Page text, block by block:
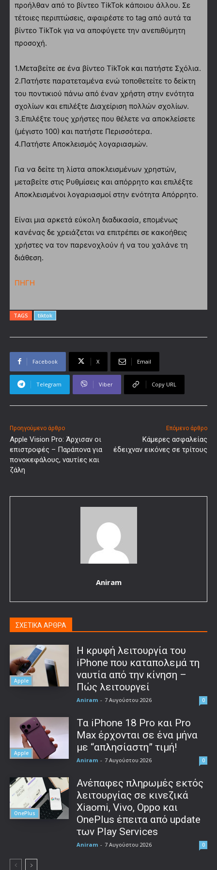
προήλθαν από το βίντεο TikTok κάποιου άλλου. Σε
τέτοιες περιπτώσεις, αφαιρέστε το tag από αυτά τα
βίντεο TikTok για να αποφύγετε την ανεπιθύμητη
προσοχή.
1.Μεταβείτε σε ένα βίντεο TikTok και πατήστε Σχόλια.
2.Πατήστε παρατεταμένα ενώ τοποθετείτε το δείκτη
του ποντικιού πάνω από έναν χρήστη στην ενότητα
σχολίων και επιλέξτε Διαχείριση πολλών σχολίων.
3.Επιλέξτε τους χρήστες που θέλετε να αποκλείσετε
(μέγιστο 100) και πατήστε Περισσότερα.
4.Πατήστε Αποκλεισμός λογαριασμών.
Για να δείτε τη λίστα αποκλεισμένων χρηστών,
μεταβείτε στις Ρυθμίσεις και απόρρητο και επιλέξτε
Αποκλεισμένοι λογαριασμοί στην ενότητα Απόρρητο.
Είναι μια αρκετά εύκολη διαδικασία, επομένως
κανένας δε χρειάζεται να επιτρέπει σε κακοήθεις
χρήστες να τον παρενοχλούν ή να του χαλάνε τη
διάθεση.
ΠΗΓΗ
TAGS tiktok
Facebook X Email
Telegram Viber Copy URL
Προηγούμενο άρθρο
Apple Vision Pro: Άρχισαν οι
επιστροφές – Παράπονα για
πονοκεφάλους, ναυτίες και
ζάλη
Επόμενο άρθρο
Κάμερες ασφαλείας
έδειχναν εικόνες σε τρίτους
Aniram
ΣΧΕΤΙΚΑ ΑΡΘΡΑ
Apple
Η κρυφή λειτουργία του
iPhone που καταπολεμά τη
ναυτία από την κίνηση –
Πώς λειτουργεί
Aniram - 7 Αυγούστου 2026 0
Apple
Τα iPhone 18 Pro και Pro
Max έρχονται σε ένα μήνα
με “απλησίαστη” τιμή!
Aniram - 7 Αυγούστου 2026 0
OnePlus
Ανέπαφες πληρωμές εκτός
λειτουργίας σε κινεζικά
Xiaomi, Vivo, Oppo και
OnePlus έπειτα από update
των Play Services
Aniram - 7 Αυγούστου 2026 0